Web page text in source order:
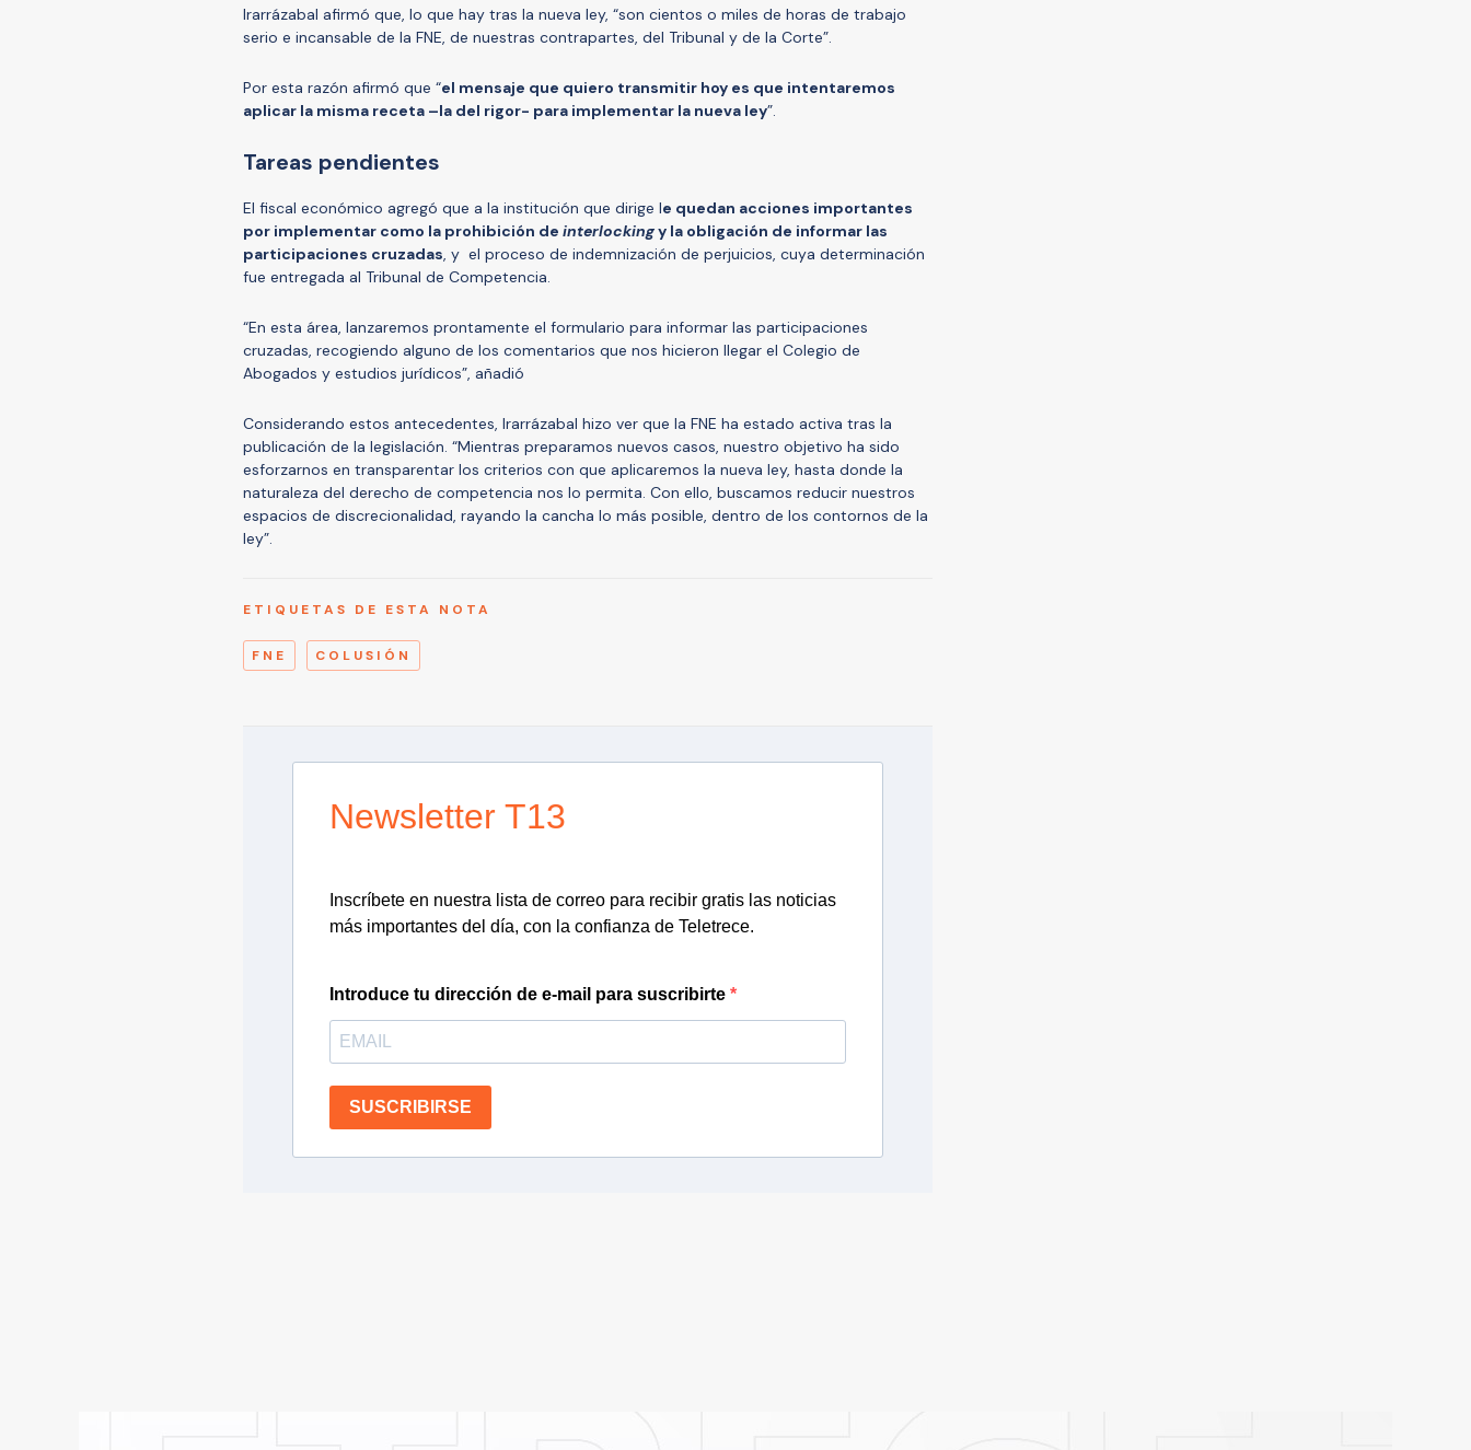
Irarrázabal afirmó que, lo que hay tras la nueva ley, “son cientos o miles de horas de trabajo
serio e incansable de la FNE, de nuestras contrapartes, del Tribunal y de la Corte”.
Por esta razón afirmó que “el mensaje que quiero transmitir hoy es que intentaremos
aplicar la misma receta –la del rigor- para implementar la nueva ley”.
Tareas pendientes
El fiscal económico agregó que a la institución que dirige le quedan acciones importantes
por implementar como la prohibición de interlockingy la obligación de informar las
participaciones cruzadas, y el proceso de indemnización de perjuicios, cuya determinación
fue entregada al Tribunal de Competencia.
“En esta área, lanzaremos prontamente el formulario para informar las participaciones
cruzadas, recogiendo alguno de los comentarios que nos hicieron llegar el Colegio de
Abogados y estudios jurídicos”, añadió
Considerando estos antecedentes, Irarrázabal hizo ver que la FNE ha estado activa tras la
publicación de la legislación. “Mientras preparamos nuevos casos, nuestro objetivo ha sido
esforzarnos en transparentar los criterios con que aplicaremos la nueva ley, hasta donde la
naturaleza del derecho de competencia nos lo permita. Con ello, buscamos reducir nuestros
espacios de discrecionalidad, rayando la cancha lo más posible, dentro de los contornos de la
ley”.
ETIQUETAS DE ESTA NOTA
FNE COLUSIÓN
Newsletter T13
Inscríbete en nuestra lista de correo para recibir gratis las noticias
más importantes del día, con la confianza de Teletrece.
Introduce tu dirección de e-mail para suscribirte
SUSCRIBIRSE